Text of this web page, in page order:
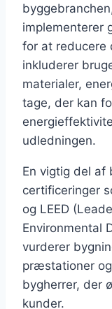
implementerer
for at reducere
inkluderer
materialer,
tage, der kan
udledningen.
En vigtig del
certificeringer
og LEED
Environmental
vurderer
præstationer
bygherrer, der
kunder.